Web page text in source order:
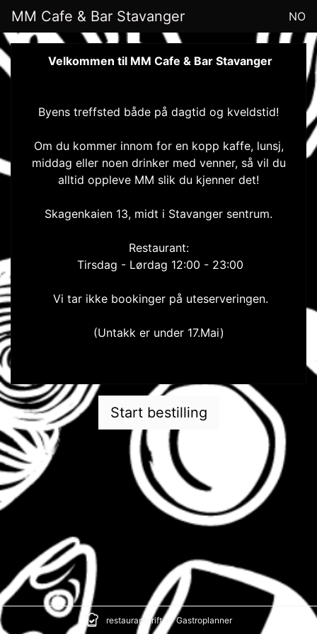
MM Cafe & Bar Stavanger NO
Velkommen til MM Cafe & Bar Stavanger
Byens treffsted både på dagtid og kveldstid!
Om du kommer innom for en kopp kaffe, lunsj,
middag eller noen drinker med venner, så vil du
alltid oppleve MM slik du kjenner det!
Skagenkaien 13, midt i Stavanger sentrum.
Restaurant:
Tirsdag - Lørdag 12:00 - 23:00
Vi tar ikke bookinger på uteserveringen.
(Untakk er under 17.Mai)
Start bestilling
restaurantdrift av Gastroplanner